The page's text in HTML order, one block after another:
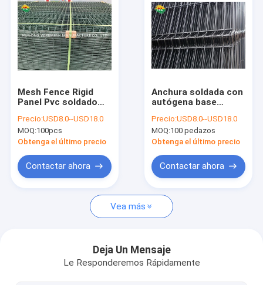
Productos
VR Show
Sobre nosotros
Éntrenos en contacto con
Pida una cita
Alambre de púas acordeón
Alambre de púas galvanizado
Mesh Fence Rigid
Panel Pvc soldado
1230mmx2500m m
cubierto con el poste
del melocotón
Precio:USD8.0--USD18.0
MOQ:100pcs
Obtenga el último precio
Contactar ahora
Anchura soldada con
autógena base
Fence 3M para la
construcción
Precio:USD8.0--USD18.0
MOQ:100 pedazos
Obtenga el último precio
Contactar ahora
Vea más
Deja Un Mensaje
Le Responderemos Rápidamente